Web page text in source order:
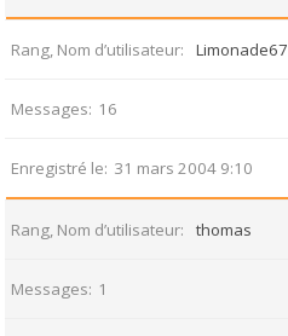
Rang, Nom d’utilisateur Limonade67
Messages 16
Enregistré le 31 mars 2004 9:10
Rang, Nom d’utilisateur thomas
Messages 1